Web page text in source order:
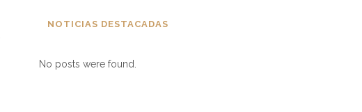
NOTICIAS DESTACADAS
No posts were found.